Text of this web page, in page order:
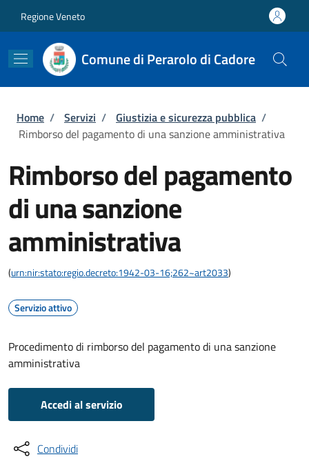
Regione Veneto
Comune di Perarolo di Cadore
Briciole di pane
Home / Servizi / Giustizia e sicurezza pubblica /
Rimborso del pagamento di una sanzione amministrativa
Rimborso del pagamento
di una sanzione
amministrativa
(urn:nir:stato:regio.decreto:1942-03-16;262~art2033)
Servizio attivo
Procedimento di rimborso del pagamento di una sanzione
amministrativa
Accedi al servizio
Condividi